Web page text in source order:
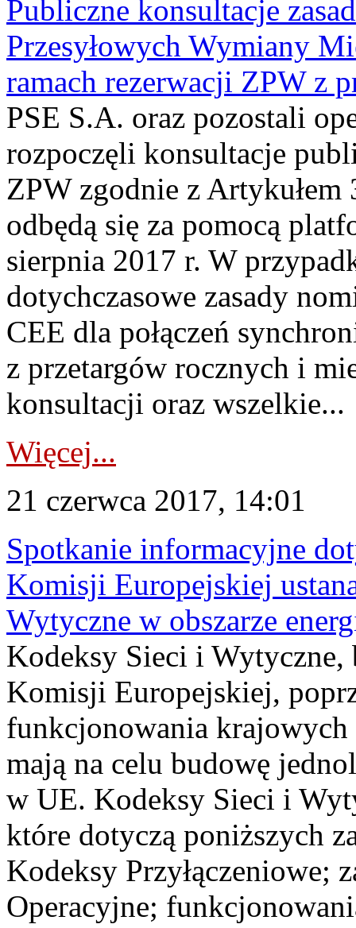
Publiczne konsultacje
Przesyłowych Wymiany
ramach rezerwacji ZPW z
PSE S.A. oraz pozostali
rozpoczęli konsultacje
ZPW zgodnie z
odbędą się za pomocą
sierpnia 2017 r. W
dotychczasowe zasady
CEE dla połączeń
z przetargów rocznych i
konsultacji oraz wszelkie...
Więcej...
21 czerwca 2017, 14:01
Spotkanie informacyjne
Komisji Europejskiej
Wytyczne w obszarze
Kodeksy Sieci i Wytyczne,
Komisji Europejskiej,
funkcjonowania krajowych
mają na celu budowę
w UE. Kodeksy Sieci i
które dotyczą poniższych
Kodeksy Przyłączeniowe;
Operacyjne;